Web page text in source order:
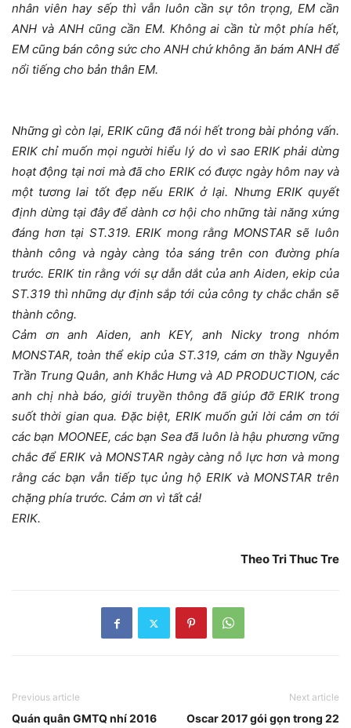
nhân viên hay sếp thì vẫn luôn cần sự tôn trọng, EM cần
ANH và ANH cũng cần EM. Không ai cần từ một phía hết,
EM cũng bán công sức cho ANH chứ không ăn bám ANH để
nổi tiếng cho bản thân EM.
Những gì còn lại, ERIK cũng đã nói hết trong bài phỏng vấn.
ERIK chỉ muốn mọi người hiểu lý do vì sao ERIK phải dừng
hoạt động tại nơi mà đã cho ERIK có được ngày hôm nay và
một tương lai tốt đẹp nếu ERIK ở lại. Nhưng ERIK quyết
định dừng tại đây để dành cơ hội cho những tài năng xứng
đáng hơn tại ST.319. ERIK mong rằng MONSTAR sẽ luôn
thành công và ngày càng tỏa sáng trên con đường phía
trước. ERIK tin rằng với sự dẫn dắt của anh Aiden, ekip của
ST.319 thì những dự định sắp tới của công ty chắc chắn sẽ
thành công.
Cảm ơn anh Aiden, anh KEY, anh Nicky trong nhóm
MONSTAR, toàn thể ekip của ST.319, cám ơn thầy Nguyễn
Trần Trung Quân, anh Khắc Hưng và AD PRODUCTION, các
anh chị nhà báo, giới truyền thông đã giúp đỡ ERIK trong
suốt thời gian qua. Đặc biệt, ERIK muốn gửi lời cảm ơn tới
các bạn MOONEE, các bạn Sea đã luôn là hậu phương vững
chắc để ERIK và MONSTAR ngày càng nỗ lực hơn và mong
rằng các bạn vẫn tiếp tục ủng hộ ERIK và MONSTAR trên
chặng phía trước. Cảm ơn vì tất cả!
ERIK.
Theo Tri Thuc Tre
Previous article
Quán quân GMTQ nhí 2016
Next article
Oscar 2017 gói gọn trong 22